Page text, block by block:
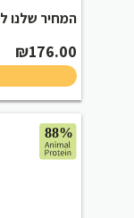
המחיר שלנו ל 5 ק"ג:
₪176.00